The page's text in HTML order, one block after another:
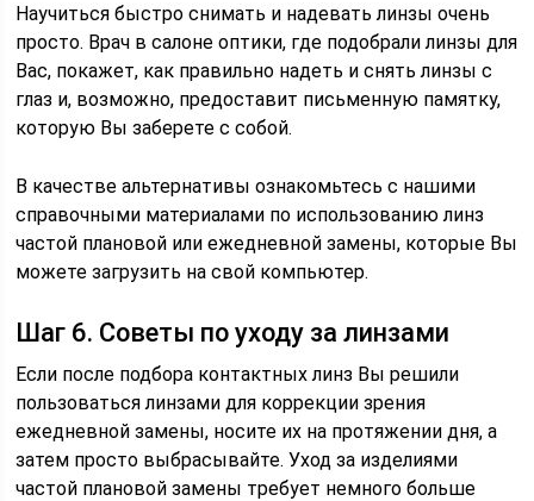
Научиться быстро снимать и надевать линзы очень
просто. Врач в салоне оптики, где подобрали линзы для
Вас, покажет, как правильно надеть и снять линзы с
глаз и, возможно, предоставит письменную памятку,
которую Вы заберете с собой.
В качестве альтернативы ознакомьтесь с нашими
справочными материалами по использованию линз
частой плановой или ежедневной замены, которые Вы
можете загрузить на свой компьютер.
Шаг 6. Советы по уходу за линзами
Если после подбора контактных линз Вы решили
пользоваться линзами для коррекции зрения
ежедневной замены, носите их на протяжении дня, а
затем просто выбрасывайте. Уход за изделиями
частой плановой замены требует немного больше